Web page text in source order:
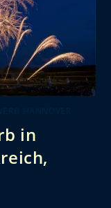
in